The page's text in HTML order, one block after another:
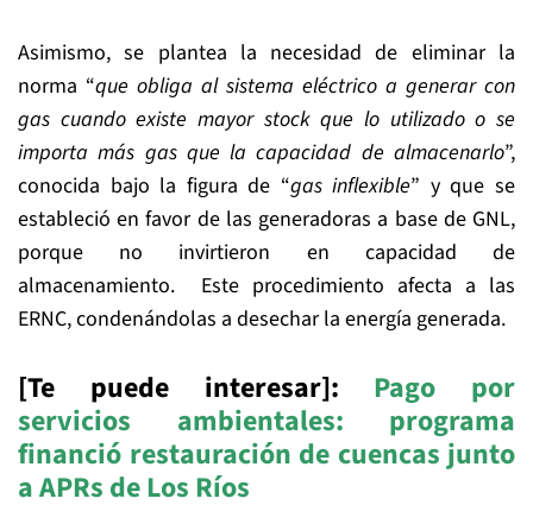
Asimismo, se plantea la necesidad de eliminar la
norma “que obliga al sistema eléctrico a generar con
gas cuando existe mayor stock que lo utilizado o se
importa más gas que la capacidad de almacenarlo”,
conocida bajo la figura de “gas inflexible” y que se
estableció en favor de las generadoras a base de GNL,
porque no invirtieron en capacidad de
almacenamiento. Este procedimiento afecta a las
ERNC, condenándolas a desechar la energía generada.
[Te puede interesar]: Pago por
servicios ambientales: programa
financió restauración de cuencas junto
a APRs de Los Ríos